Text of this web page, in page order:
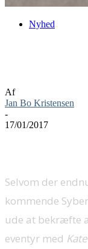
Nyhed
Af
Jan Bo Kristensen
-
17/01/2017
Selvom der
kommende
ude at bekræfte
eventyr med